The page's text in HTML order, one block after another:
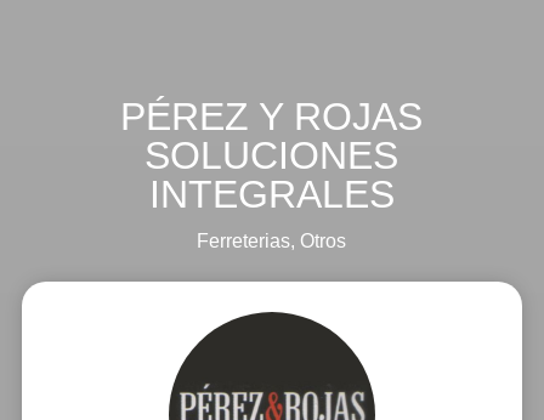
PÉREZ Y ROJAS
SOLUCIONES
INTEGRALES
Ferreterias, Otros